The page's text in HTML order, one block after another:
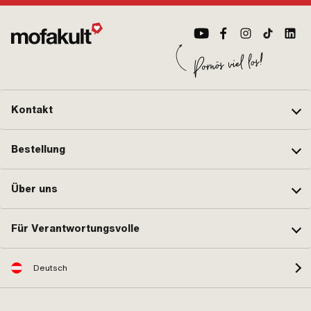
Kontakt
Bestellung
Über uns
Für Verantwortungsvolle
Deutsch